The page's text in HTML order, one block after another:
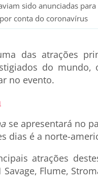
sido anunciadas
conta do coronavírus
das atrações
do mundo,
no evento.
se apresentará no
dias é a norte-
atrações
Flume,